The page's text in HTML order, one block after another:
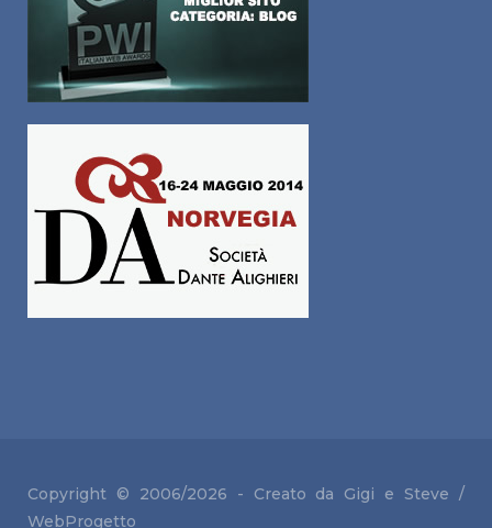
Copyright © 2006/2026 - Creato da Gigi eSteve /
WebProgetto